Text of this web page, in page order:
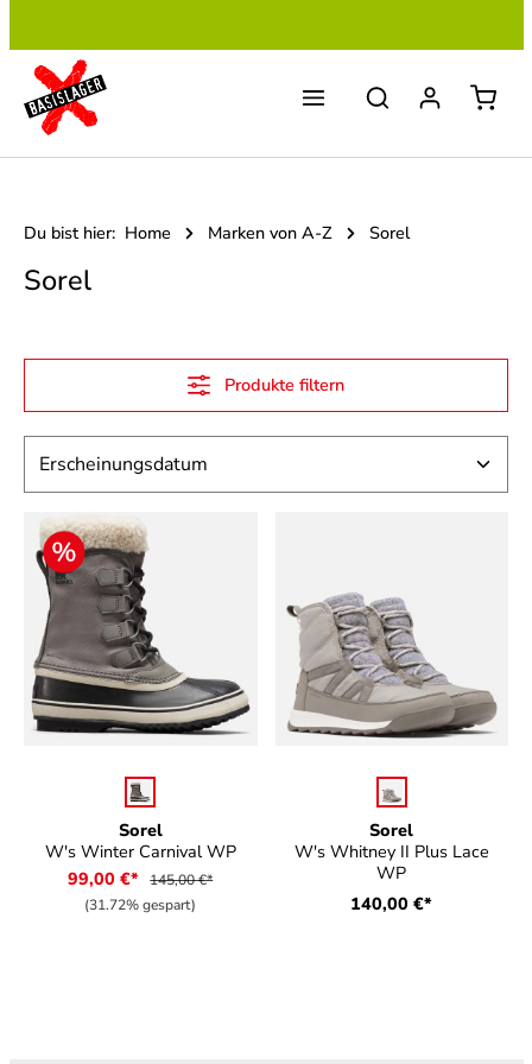
Du bist hier: Home Marken von A-Z Sorel
Sorel
Produkte filtern
Sorel
W's Winter Carnival WP
auswählen
99,00 €* 145,00 €*
(31.72% gespart)
Sorel
W's Whitney II Plus Lace
WP
auswählen
140,00 €*